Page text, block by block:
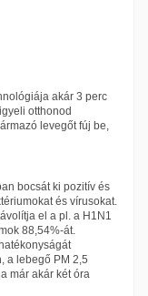
akár 3 perc
otthonod
levegőt fúj be,
bocsát ki pozitív és
és vírusokat.
el a pl. a H1N1
88,54%-át.
a lebegő PM 2,5
már akár két óra